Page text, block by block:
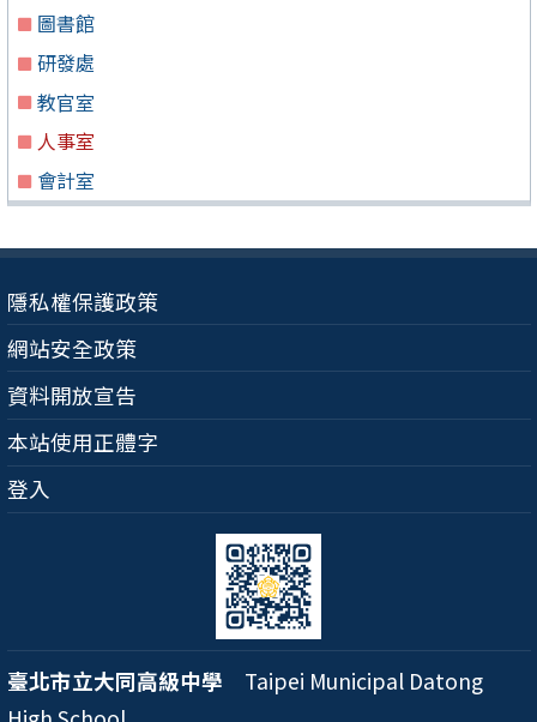
圖書館
研發處
教官室
人事室
會計室
隱私權保護政策
網站安全政策
資料開放宣告
本站使用正體字
登入
臺北市立大同高級中學 Taipei Municipal Datong